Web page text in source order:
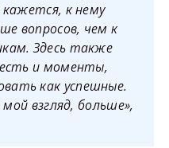
к нему
вопросов, чем к
Здесь также
и моменты,
как успешные.
взгляд, больше»,